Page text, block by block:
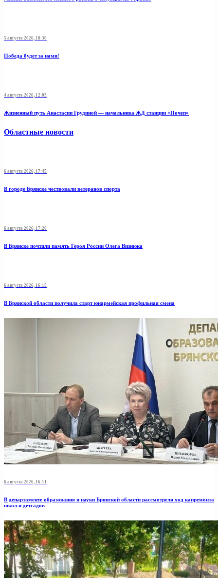
5 августа 2026, 18:30
Победа будет за нами!
4 августа 2026, 12:03
Жизненный путь Анастасии Грудиной — начальника ЖД станции «Почеп»
Областные новости
6 августа 2026, 17:45
В городе Брянске чествовали ветеранов спорта
6 августа 2026, 17:20
В Брянске почтили память Героя России Олега Визнюка
6 августа 2026, 16:15
В Брянской области получила старт юнармейская профильная смена
6 августа 2026, 16:11
В департаменте образования и науки Брянской области рассмотрели ход капремонта
школ и детсадов